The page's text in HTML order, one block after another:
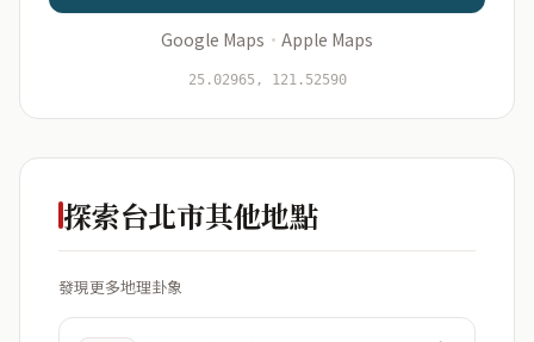
資料僅用於即時分析，不會儲存於伺服器
Google Maps · Apple Maps
25.02965, 121.52590
探索台北市其他地點
發現更多地理卦象